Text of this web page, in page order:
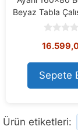
Beyaz Tabla
o
t
o
f
5
Sepete
Ürün etiketleri: